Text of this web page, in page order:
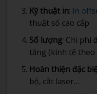
Kỹ thuật in: In
thuật số cao cấp
Số lượng: Chi phí
tăng (kinh tế theo
Hoàn thiện đặc
bộ, cắt laser…